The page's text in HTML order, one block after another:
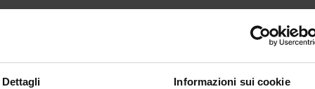
Dettagli Informazioni sui cookie